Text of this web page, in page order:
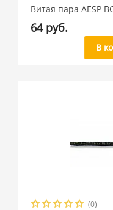
Витая пара AESP
64 руб.
В
(0)